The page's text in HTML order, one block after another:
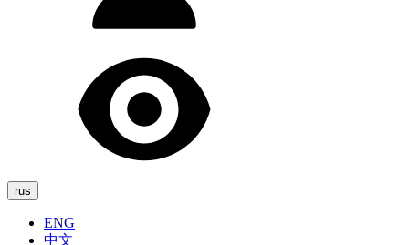
rus
ENG
中文